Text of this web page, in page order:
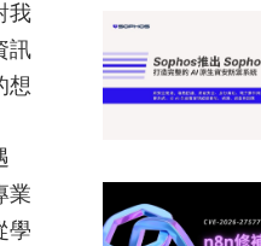
我
訊
想
業
學